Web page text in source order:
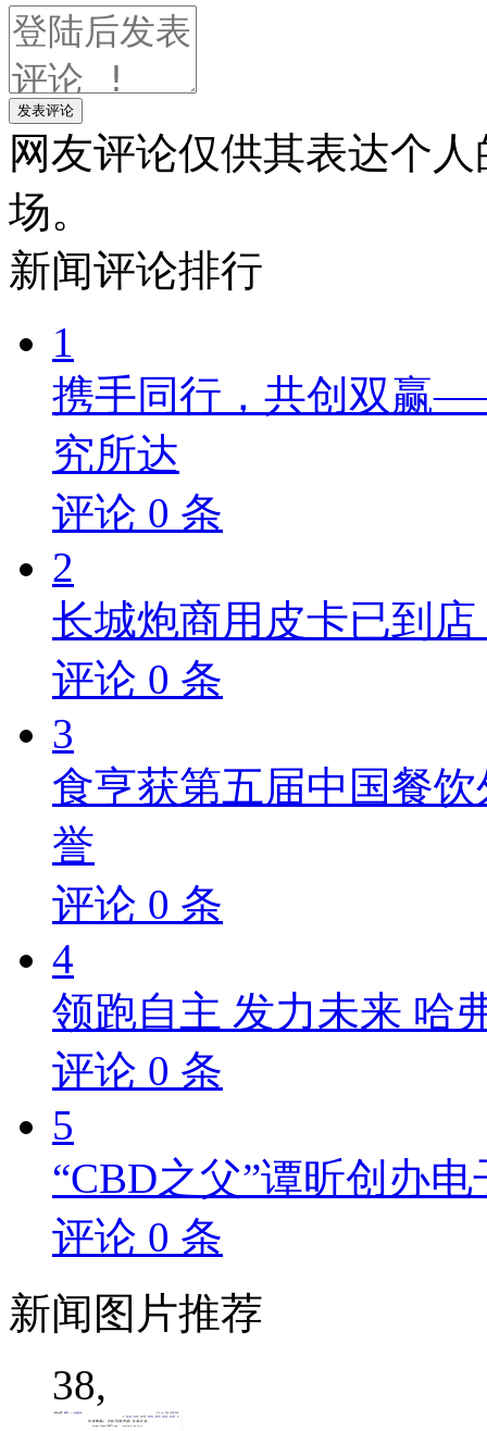
发表评论
网友评论仅供其表达个
场。
新闻评论排行
1
携手同行，共创双赢
究所达
评论 0 条
2
长城炮商用皮卡已到
评论 0 条
3
食亨获第五届中国餐
誉
评论 0 条
4
领跑自主 发力未来 哈
评论 0 条
5
“CBD之父”谭昕创办
评论 0 条
新闻 图片推荐
38,